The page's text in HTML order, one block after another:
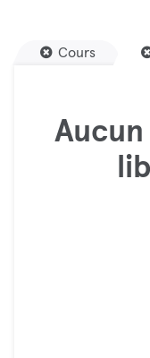
Cours